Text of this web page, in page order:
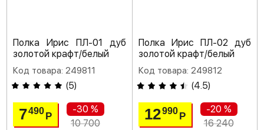
Полка Ирис ПЛ-01 дуб
золотой крафт/белый
Код товара: 249811
(5)
7490 Р
-30 %
10 700
Полка Ирис ПЛ-02 дуб
золотой крафт/белый
Код товара: 249812
(4.5)
12990 Р
-20 %
16 240